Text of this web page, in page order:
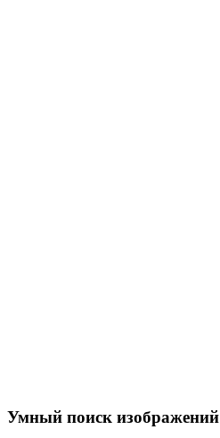
Умный поиск изображений